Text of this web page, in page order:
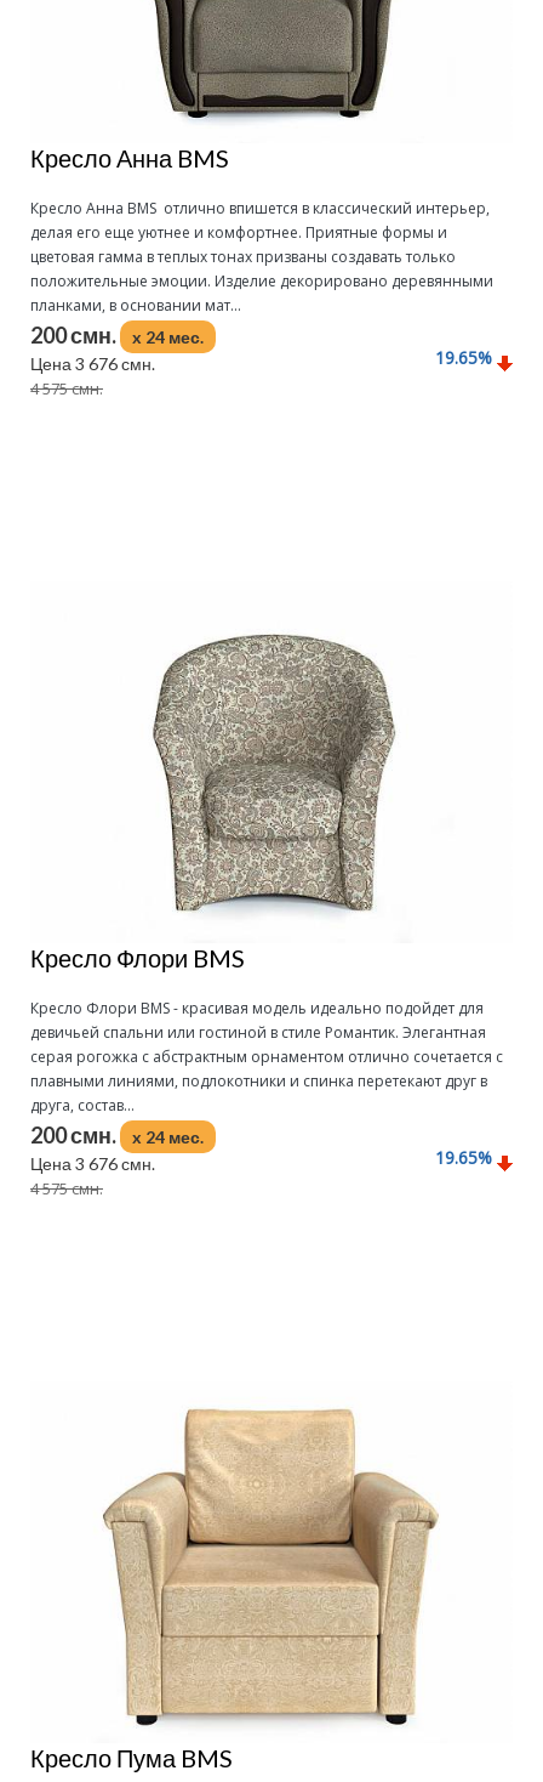
Кресло Анна BMS
Кресло Анна BMS отлично впишется в классический интерьер,
делая его еще уютнее и комфортнее. Приятные формы и
цветовая гамма в теплых тонах призваны создавать только
положительные эмоции. Изделие декорировано деревянными
планками, в основании мат...
200 смн.
x 24 мес.
Цена 3 676 смн.
4 575 смн.
19.65%
Кресло Флори BMS
Кресло Флори BMS - красивая модель идеально подойдет для
девичьей спальни или гостиной в стиле Романтик. Элегантная
серая рогожка с абстрактным орнаментом отлично сочетается с
плавными линиями, подлокотники и спинка перетекают друг в
друга, состав...
200 смн.
x 24 мес.
Цена 3 676 смн.
4 575 смн.
19.65%
Кресло Пума BMS